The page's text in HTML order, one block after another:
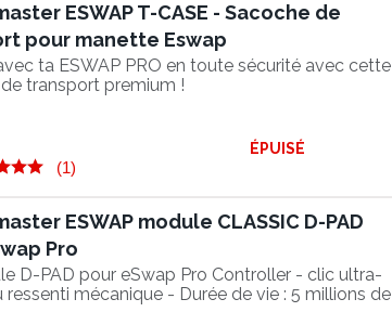
ESWAP T-CASE - Sacoche de
pour manette Eswap
ta ESWAP PRO en toute sécurité avec cette
transport premium !
(1)
ÉPUISÉ
ESWAP module CLASSIC D-PAD
Pro
D-PAD pour eSwap Pro Controller - clic ultra-
ressenti mécanique - Durée de vie : 5 millions de